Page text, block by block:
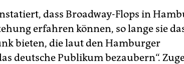
dass Broadway-Flops in
erfahren können, so lange sie
bieten, die laut den Hamburger
deutsche Publikum bezaubern“.